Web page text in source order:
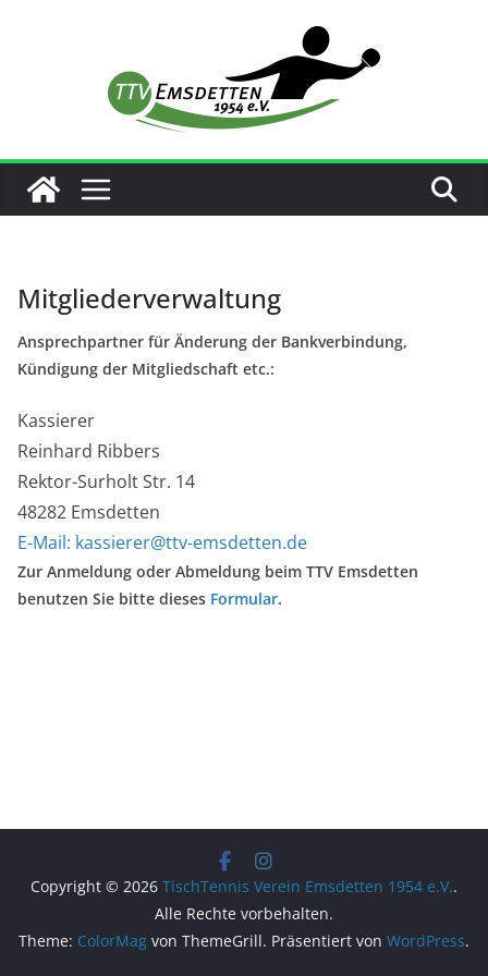
Mitgliederverwaltung
Ansprechpartner für Änderung der Bankverbindung,
Kündigung der Mitgliedschaft etc.:
Kassierer
Reinhard Ribbers
Rektor-Surholt Str. 14
48282 Emsdetten
E-Mail: kassierer@ttv-emsdetten.de
Zur Anmeldung oder Abmeldung beim TTV Emsdetten
benutzen Sie bitte dieses Formular.
Copyright © 2026 TischTennis Verein Emsdetten 1954 e.V..
Alle Rechte vorbehalten.
Theme: ColorMag von ThemeGrill. Präsentiert von WordPress.